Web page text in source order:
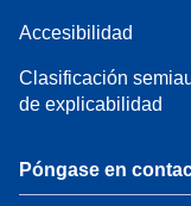
Accesibilidad
Clasificación
de explicabilidad
Póngase en